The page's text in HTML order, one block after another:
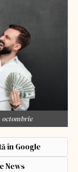
octombrie
în Google
News